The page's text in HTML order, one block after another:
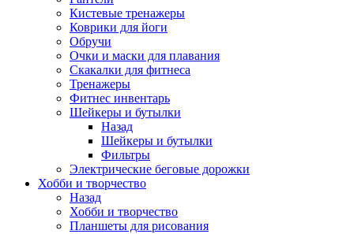
Кистевые тренажеры
Коврики для йоги
Обручи
Очки и маски для плавания
Скакалки для фитнеса
Тренажеры
Фитнес инвентарь
Шейкеры и бутылки
Назад
Шейкеры и бутылки
Фильтры
Электрические беговые дорожки
Хобби и творчество
Назад
Хобби и творчество
Планшеты для рисования